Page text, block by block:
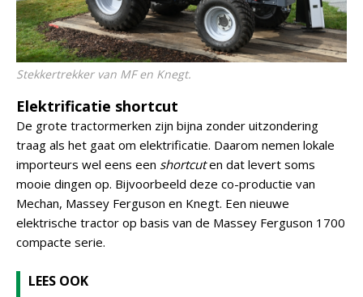
Stekkertrekker van MF en Knegt.
Elektrificatie shortcut
De grote tractormerken zijn bijna zonder uitzondering
traag als het gaat om elektrificatie. Daarom nemen lokale
importeurs wel eens een shortcuten dat levert soms
mooie dingen op. Bijvoorbeeld deze co-productie van
Mechan, Massey Ferguson en Knegt. Een nieuwe
elektrische tractor op basis van de Massey Ferguson 1700
compacte serie.
LEES OOK